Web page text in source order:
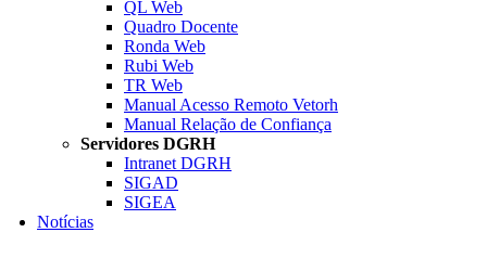
QL Web
Quadro Docente
Ronda Web
Rubi Web
TR Web
Manual Acesso Remoto Vetorh
Manual Relação de Confiança
Servidores DGRH
Intranet DGRH
SIGAD
SIGEA
Notícias